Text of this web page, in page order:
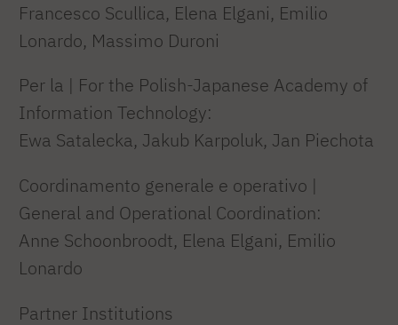
Francesco Scullica, Elena Elgani, Emilio
Lonardo, Massimo Duroni
Per la | For the Polish-Japanese Academy of
Information Technology:
Ewa Satalecka, Jakub Karpoluk, Jan Piechota
Coordinamento generale e operativo |
General and Operational Coordination:
Anne Schoonbroodt, Elena Elgani, Emilio
Lonardo
Partner Institutions